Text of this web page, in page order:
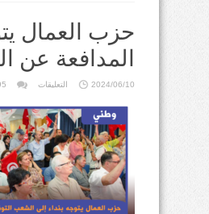
حزب العمال
المدافعة عن
2024/06/10 التعليقات على
يتوجه
بنداء
إلى
الشعب
التونسي
وقواه
المدافعة
عن
الحرية
مغلقة